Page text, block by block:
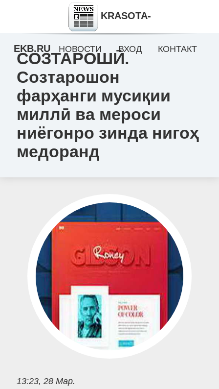
СОЗТАРОШӢ.
Созтарошон
фарҳанги мусиқии
миллӣ ва мероси
ниёгонро зинда нигоҳ
медоранд
13:23, 28 Мар.
KRASOTA-
EKB.RU НОВОСТИ ВХОД КОНТАКТ